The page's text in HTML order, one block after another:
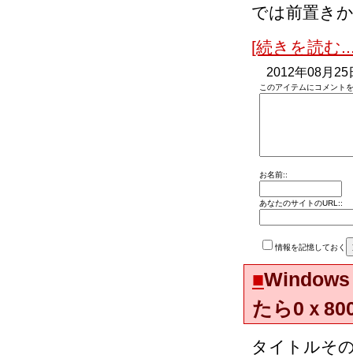
では前置き
[続きを読む
2012年08月
このアイテムにコメント
お名前::
あなたのサイトのURL::
情報を記憶しておく
■Windows
たら0ｘ
タイトルそ